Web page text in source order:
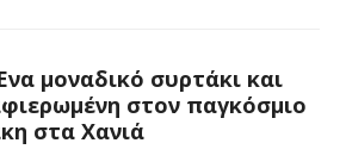
μοναδικό συρτάκι και
στον παγκόσμιο
στα Χανιά